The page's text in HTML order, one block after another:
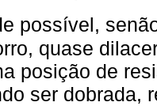
possível,
quase
posição de
ser dobrada,